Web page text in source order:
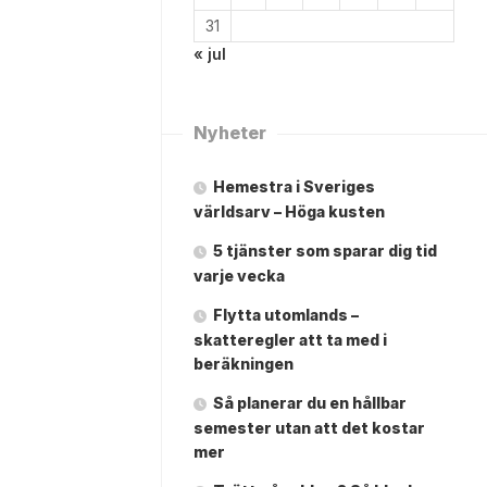
31
« jul
Nyheter
Hemestra i Sveriges
världsarv – Höga kusten
5 tjänster som sparar dig tid
varje vecka
Flytta utomlands –
skatteregler att ta med i
beräkningen
Så planerar du en hållbar
semester utan att det kostar
mer